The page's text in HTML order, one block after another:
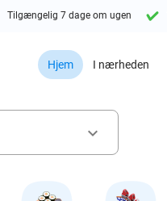
Tilgængelig 7 dage om ugen
Hjem I nærheden
keyboard_arrow_down